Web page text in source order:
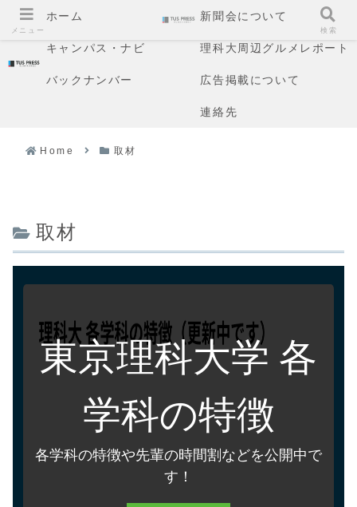
ホーム 新聞会について
キャンパス・ナビ 理科大周辺グルメレポート
バックナンバー 広告掲載について
連絡先
Home 取材
取材
東京理科大学 各
学科の特徴
各学科の特徴や先輩の時間割などを公開中で
す！
メニュー 検索